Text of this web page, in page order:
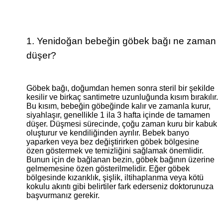
1. Yenidoğan bebeğin göbek bağı ne zaman
düşer?
Göbek bağı, doğumdan hemen sonra steril bir şekilde
kesilir ve birkaç santimetre uzunluğunda kısım bırakılır.
Bu kısım, bebeğin göbeğinde kalır ve zamanla kurur,
siyahlaşır, genellikle 1 ila 3 hafta içinde de tamamen
düşer. Düşmesi sürecinde, çoğu zaman kuru bir kabuk
oluşturur ve kendiliğinden ayrılır. Bebek banyo
yaparken veya bez değiştirirken göbek bölgesine
özen göstermek ve temizliğini sağlamak önemlidir.
Bunun için de bağlanan bezin, göbek bağının üzerine
gelmemesine özen gösterilmelidir. Eğer göbek
bölgesinde kızarıklık, şişlik, iltihaplanma veya kötü
kokulu akıntı gibi belirtiler fark ederseniz doktorunuza
başvurmanız gerekir.